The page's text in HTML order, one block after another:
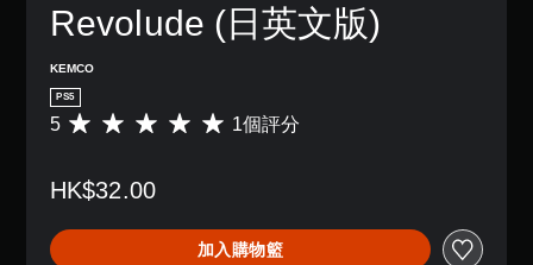
Revolude (日英文版)
KEMCO
PS5
平
分
5
顆
5 1個評分
HK$32.00
加入購物籃